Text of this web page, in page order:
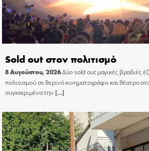
Sold out στον πολιτισμό
8 Αυγούστου, 2026Δύο sold out μαγικές βραδιές
πολιτισμού σε θερινό κινηματογράφο και θέατρο
συγκεκριμένα την […]